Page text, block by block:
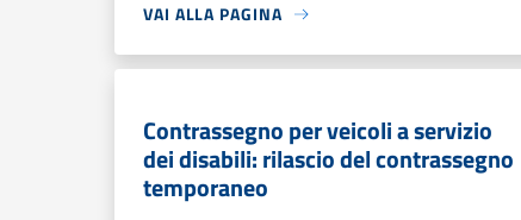
VAI ALLA PAGINA
Contrassegno per veicoli a servizio
dei disabili: rilascio del contrassegno
temporaneo